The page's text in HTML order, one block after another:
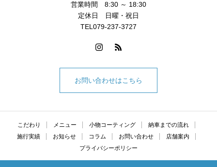
営業時間 8:30 ～ 18:30
定休日 日曜・祝日
TEL079-237-3727
お問い合わせはこちら
こだわり メニュー 小物コーティング
納車までの流れ
施行実績
お知らせ コラム お問い合わせ
店舗案内
プライバシーポリシー